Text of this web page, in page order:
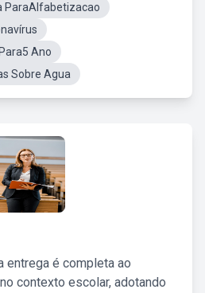
ParaAlfabetizacao
Ano
Sobre Agua
entrega é completa ao
contexto escolar, adotando